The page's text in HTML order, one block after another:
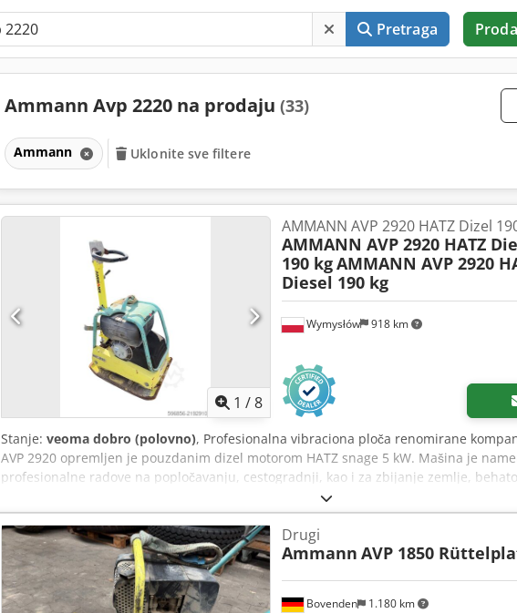
Pretraga
Ammann Avp 2220 na prodaju (33)
Ammann Uklonite sve filtere
1 /8
Wymysłów 918 km
AMMANN AVP 2920 HATZ Dizel
AMMANN AVP 2920 HATZ
190 kgAMMANN AVP 2920
Diesel 190 kg
Stanje: veoma dobro (polovno), Profesionalna vibraciona ploča renomirane
AVP 2920 opremljen je pouzdanim dizel motorom HATZ snage 5 kW. Mašina je
profesionalne radove na popločavanju, cestogradnji, kao i za zbijanje zemlje,
asfalta. Uređaj je potpuno mehanički, čvrste nemačke konstrukcije. Vizuelno stanje
– uobičajeni tragovi korišćenja. Tehnički podaci: • Proizvođač: AMMANN • Model:
proizvodnje: 1999 • Motor: HATZ Diesel • Tip motora: 1B30-6 • Snaga: 5 kW • Radna
startovanje • Proizvedeno u Nemačkoj Cjdpsy Sifyjfx Ahasha Upotreba: • zbijanje
popločavanju • cestogradnja • zbijanje zemlje i podloge • iskopi i temelji Stanje:
kompletna. Motor HATZ – izdržljiva i cenjena dizel jedinica.
Bovenden 1.180 km
Drugi
Ammann AVP 1850